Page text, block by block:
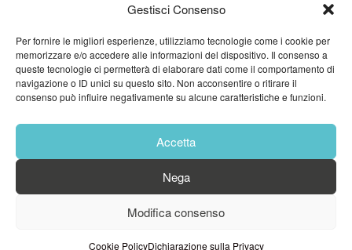
Gestisci Consenso
Per fornire le migliori esperienze, utilizziamo tecnologie come i cookie per
memorizzare e/o accedere alle informazioni del dispositivo. Il consenso a
queste tecnologie ci permetterà di elaborare dati come il comportamento di
navigazione o ID unici su questo sito. Non acconsentire o ritirare il
consenso può influire negativamente su alcune caratteristiche e funzioni.
Accetta
Nega
Modifica consenso
Cookie PolicyDichiarazione sulla Privacy
GFA GENERAL MANAGEMENT S.R.L.
Cookie Policy Privacy Policy